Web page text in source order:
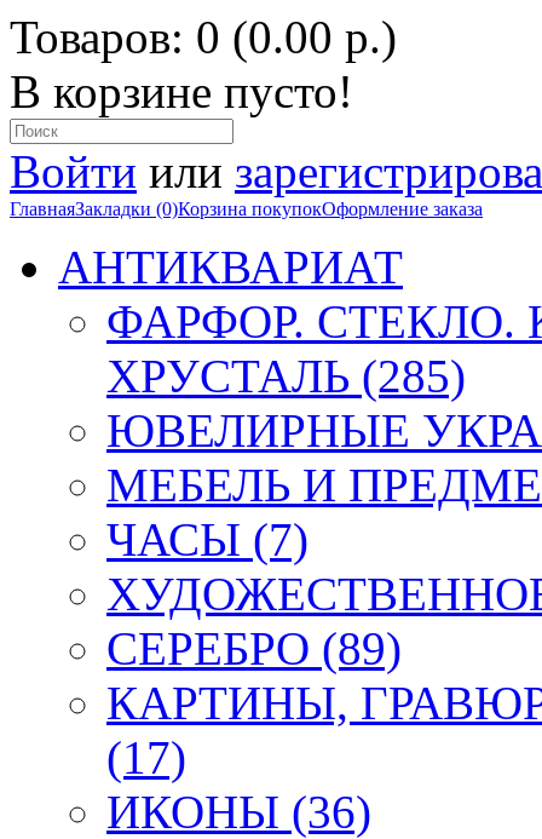
Товаров: 0 (0.00 р.)
В корзине пусто!
Войти или
ГлавнаяЗакладки (0)Корзина покупокОформление заказа
АНТИКВАРИАТ
ФАРФОР.
ХРУСТАЛЬ (285)
ЮВЕЛИРНЫЕ
МЕБЕЛЬ И
ЧАСЫ (7)
СЕРЕБРО (89)
КАРТИНЫ,
(17)
ИКОНЫ (36)